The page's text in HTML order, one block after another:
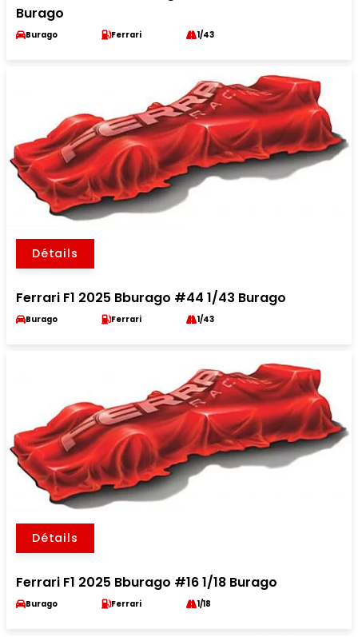
Burago
Burago Ferrari 1/43
Détails
Ferrari F1 2025 Bburago #44 1/43 Burago
Burago Ferrari 1/43
Détails
Ferrari F1 2025 Bburago #16 1/18 Burago
Burago Ferrari 1/18